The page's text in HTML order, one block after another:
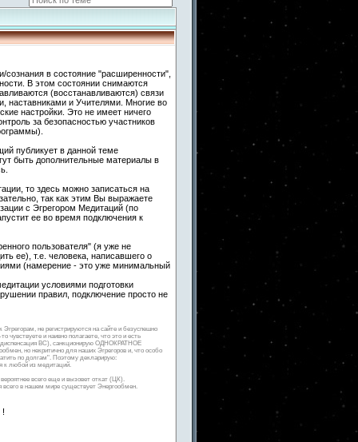
в состояние "расширенности",
В этом состоянии снимаются
(восстанавливаются) связи
и Учителями. Многие во
настройки. Это не имеет ничего
за безопасностью участников
публикует в данной теме
быть дополнительные материалы в
то здесь можно записаться на
так как этим Вы выражаете
с Эгрегором Медитаций (по
ее во время подключения к
пользователя" (я уже не
ее), т.е. человека, написавшего о
(намерение - это уже минимальный
условиями подготовки
правил, подключение просто не
не регистрируются на сайте и безуспешно
и наивно полагаете, что это и есть
диспенсация ВС), санкционирую ОДНОКРАТНОЕ
но некритично для наших Эгрегоров и, что особо
по долгам". Поэтому декларирую:
любой из медитаций.
всего еще и вызовет откат (ЦК).
всего в нашем мире существует Энергообмен.
!